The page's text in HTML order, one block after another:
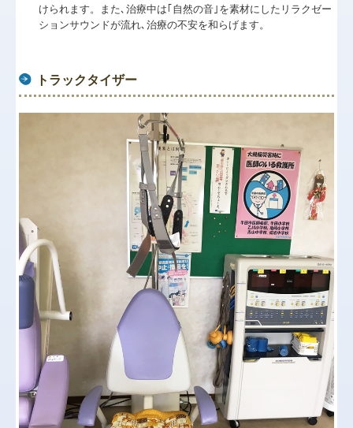
けられます。また､治療中は｢自然の音｣を素材にしたリラクゼー
ションサウンドが流れ､治療の不安を和らげます。
トラックタイザー